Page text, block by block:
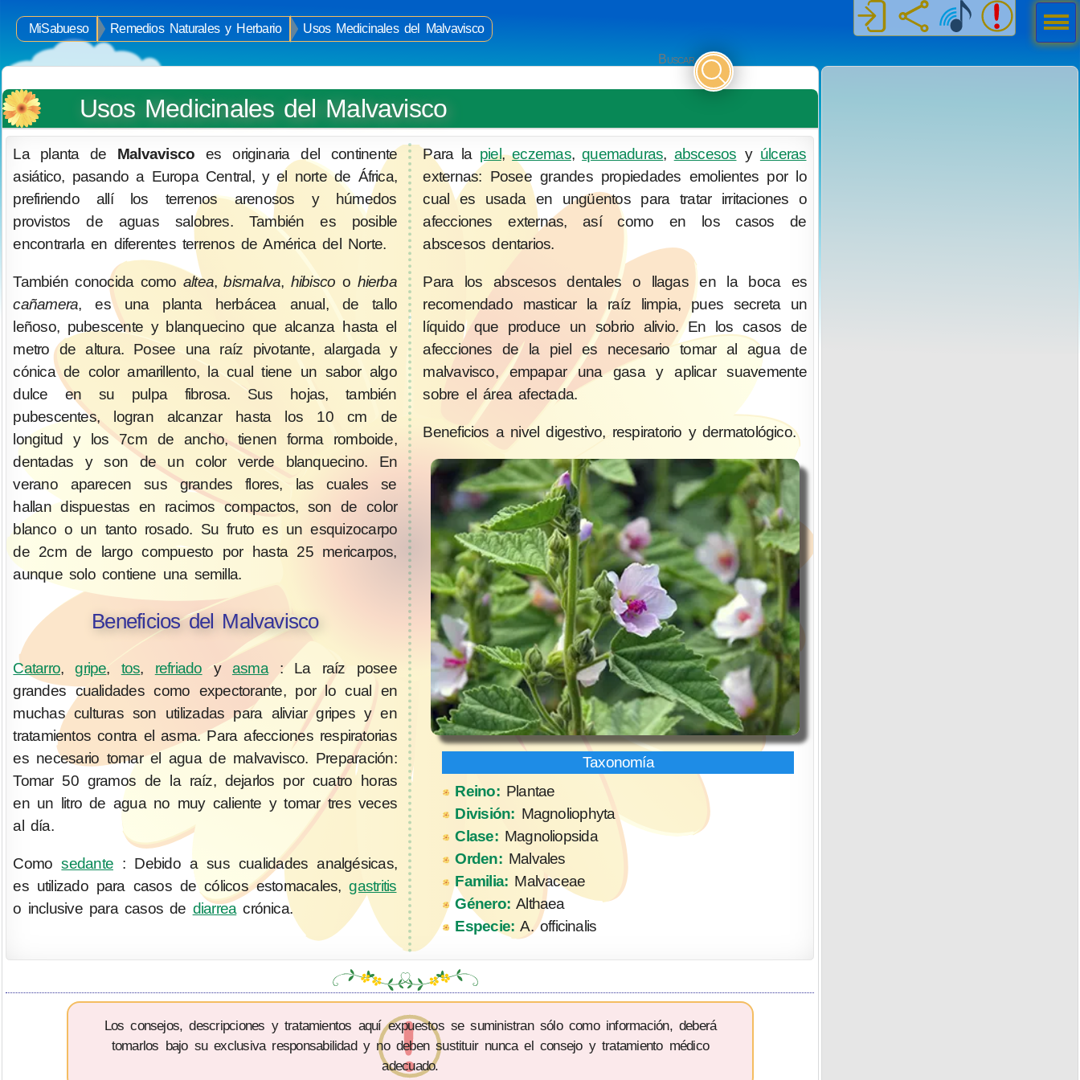
MiSabueso Remedios Naturales y Herbario Usos Medicinales del Malvavisco
Usos Medicinales del Malvavisco
Buscar
La planta de Malvavisco
es originaria del continente
asiático, pasando a Europa Central, y el norte de África,
prefiriendo allí los terrenos arenosos y húmedos
provistos de aguas salobres. También es posible
encontrarla en diferentes terrenos de América del Norte.
También conocida como altea,bismalva, hibisco o hierba
cañamera, es una planta herbácea anual, de tallo
leñoso, pubescente y blanquecino que alcanza hasta el
metro de altura. Posee una raíz pivotante, alargada y
cónica de color amarillento, la cual tiene un sabor algo
dulce en su pulpa fibrosa. Sus hojas, también
pubescentes, logran alcanzar hasta los 10 cm de
longitud y los 7cm de ancho, tienen forma romboide,
dentadas y son de un color verde blanquecino. En
verano aparecen sus grandes flores, las cuales se
hallan dispuestas en racimos compactos, son de color
blanco o un tanto rosado. Su fruto es un esquizocarpo
de 2cm de largo compuesto por hasta 25 mericarpos,
aunque solo contiene una semilla.
Beneficios del Malvavisco
Catarro,gripe, tos, refriado y asma
: La raíz posee
grandes cualidades como expectorante, por lo cual en
muchas culturas son utilizadas para aliviar gripes y en
tratamientos contra el asma. Para afecciones respiratorias
es necesario tomar el agua de malvavisco. Preparación:
Tomar 50 gramos de la raíz, dejarlos por cuatro horas
en un litro de agua no muy caliente y tomar tres veces
al día.
Comosedante : Debido a sus cualidades analgésicas,
es utilizado para casos de cólicos estomacales,gastritis
o inclusive para casos de diarrea crónica.
Para la piel,eczemas,quemaduras, abscesos y úlceras
externas: Posee grandes propiedades emolientes por lo
cual es usada en ungüentos para tratar irritaciones o
afecciones externas, así como en los casos de
abscesos dentarios.
Para los abscesos dentales o llagas en la boca es
recomendado masticar la raíz limpia, pues secreta un
líquido que produce un sobrio alivio. En los casos de
afecciones de la piel es necesario tomar al agua de
malvavisco, empapar una gasa y aplicar suavemente
sobre el área afectada.
Beneficios a nivel digestivo, respiratorio y dermatológico.
Reino: Plantae
División: Magnoliophyta
Clase: Magnoliopsida
Orden: Malvales
Familia: Malvaceae
Género: Althaea
Especie: A. officinalis
Los consejos, descripciones y tratamientos aquí expuestos se suministran sólo como información, deberá
tomarlos bajo su exclusiva responsabilidad y no deben sustituir nunca el consejo y tratamiento médico
adecuado.
Men
ú